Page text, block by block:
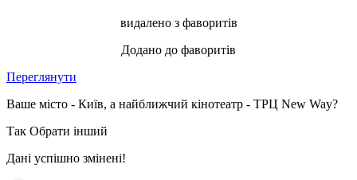
видалено з фаворитів
Додано до фаворитів
Переглянути
Ваше місто - Київ, а найближчий кінотеатр - ТРЦ New Way?
Так Обрати інший
Дані успішно змінені!